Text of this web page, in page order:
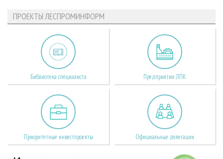
ПРОЕКТЫ ЛЕСПРОМИНФОРМ
Библиотека специалиста Предприятия ЛПК
Приоритетные инвестпроекты Официальные делегации